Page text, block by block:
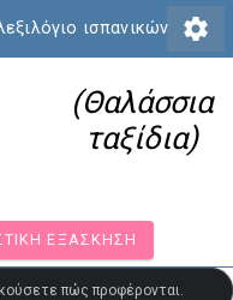
ισπανικών settings
(Θαλάσσια
ταξίδια)
ΕΞΆΣΚΗΣΗ
πώς προφέρονται.